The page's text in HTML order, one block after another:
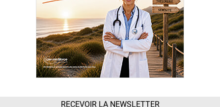
RECEVOIR LA NEWSLETTER